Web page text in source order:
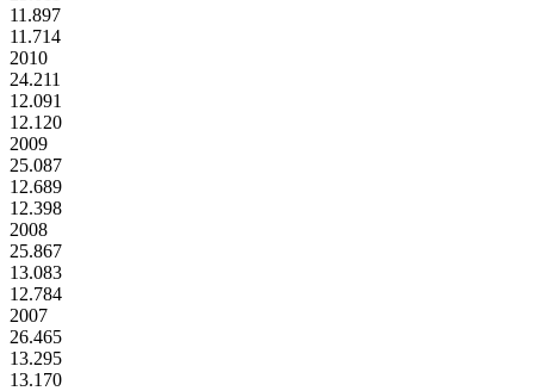
11.897
11.714
2010
24.211
12.091
12.120
2009
25.087
12.689
12.398
2008
25.867
13.083
12.784
2007
26.465
13.295
13.170